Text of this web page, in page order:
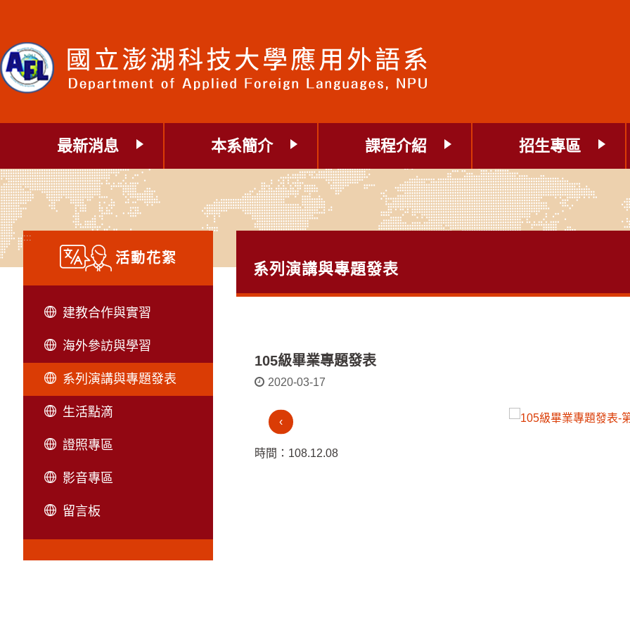
要
內
容
塊
最新消息 本系簡介 課程介紹 招生專區
:::
活動花絮
建教合作與實習
海外參訪與學習
系列演講與專題發表
生活點滴
證照專區
影音專區
留言板
系列演講與專題發表
105級畢業專題發表
2020-03-17
‹
時間：108.12.08